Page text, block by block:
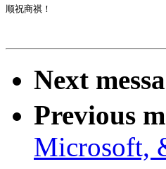
顺祝商祺！
Next
Previous
Microsoft,